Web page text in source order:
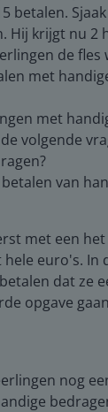
betalen.
Hij krijgt nu 2
de fles
met
met
volgende
van
met een
euro's. In
dat ze
opgave
nog